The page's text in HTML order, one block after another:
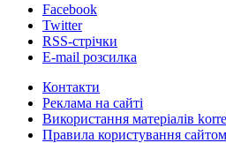
Facebook
Twitter
RSS-стрічки
E-mail розсилка
Контакти
Реклама на сайті
Використання матеріалів
Правила користування сайтом